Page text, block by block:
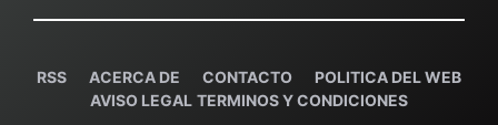
RSS ACERCA DE CONTACTO
POLITICA DEL WEB
AVISO LEGAL TERMINOS Y CONDICIONES